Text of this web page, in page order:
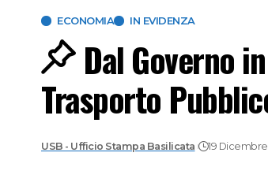
ECONOMIA IN EVIDENZA
Dal Governo
Trasporto
USB - Ufficio Stampa Basilicata 19 Dicembre